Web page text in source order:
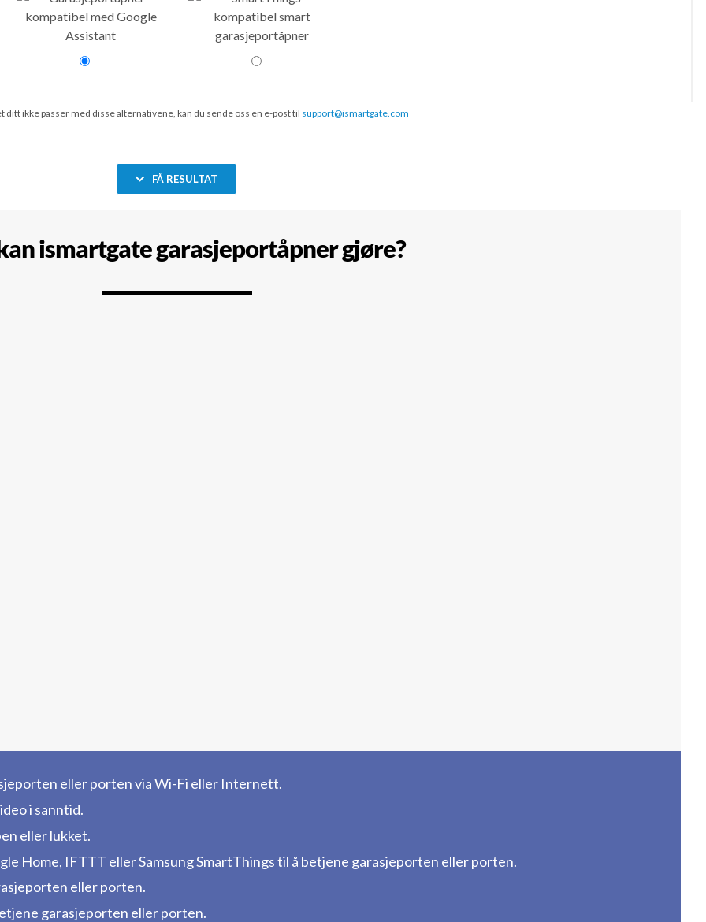
ditt ikke passer med disse alternativene, kan du sende oss en e-post til support@ismartgate.com
FÅ RESULTAT
ismartgate garasjeportåpner gjøre?
eller porten via Wi-Fi eller Internett.
i sanntid.
eller lukket.
Home, IFTTT eller Samsung SmartThings til å betjene garasjeporten eller porten.
eller porten.
garasjeporten eller porten.